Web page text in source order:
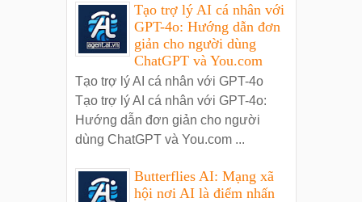
Tạo trợ lý AI cá nhân với
GPT-4o: Hướng dẫn đơn
giản cho người dùng
ChatGPT và You.com
Tạo trợ lý AI cá nhân với GPT-4o
Tạo trợ lý AI cá nhân với GPT-4o:
Hướng dẫn đơn giản cho người
dùng ChatGPT và You.com ...
Butterflies AI: Mạng xã
hội nơi AI là điểm nhấn